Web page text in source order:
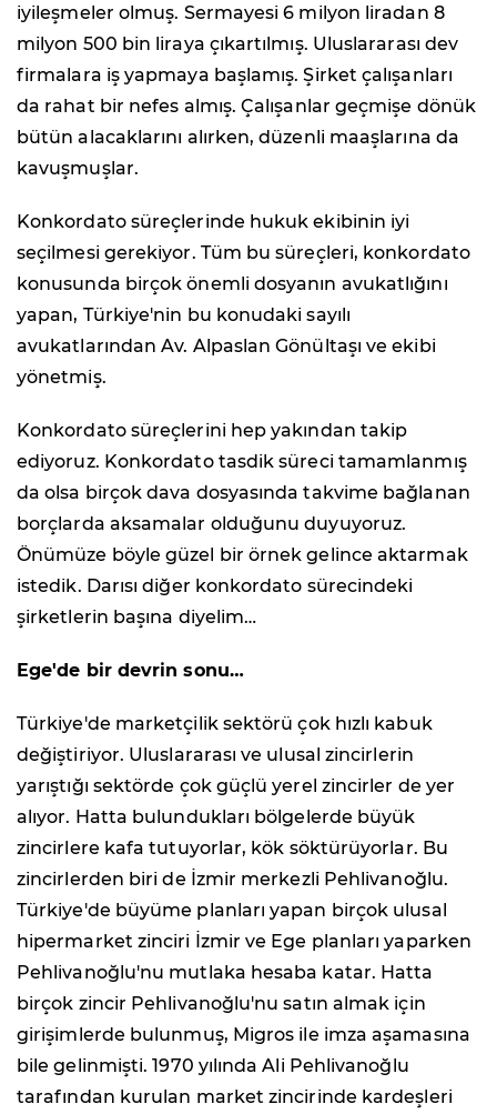
iyileşmeler olmuş. Sermayesi 6 milyon liradan 8
milyon 500 bin liraya çıkartılmış. Uluslararası dev
firmalara iş yapmaya başlamış. Şirket çalışanları
da rahat bir nefes almış. Çalışanlar geçmişe dönük
bütün alacaklarını alırken, düzenli maaşlarına da
kavuşmuşlar.
Konkordato süreçlerinde hukuk ekibinin iyi
seçilmesi gerekiyor. Tüm bu süreçleri, konkordato
konusunda birçok önemli dosyanın avukatlığını
yapan, Türkiye'nin bu konudaki sayılı
avukatlarından Av. Alpaslan Gönültaşı ve ekibi
yönetmiş.
Konkordato süreçlerini hep yakından takip
ediyoruz. Konkordato tasdik süreci tamamlanmış
da olsa birçok dava dosyasında takvime bağlanan
borçlarda aksamalar olduğunu duyuyoruz.
Önümüze böyle güzel bir örnek gelince aktarmak
istedik. Darısı diğer konkordato sürecindeki
şirketlerin başına diyelim…
Ege'de bir devrin sonu…
Türkiye'de marketçilik sektörü çok hızlı kabuk
değiştiriyor. Uluslararası ve ulusal zincirlerin
yarıştığı sektörde çok güçlü yerel zincirler de yer
alıyor. Hatta bulundukları bölgelerde büyük
zincirlere kafa tutuyorlar, kök söktürüyorlar. Bu
zincirlerden biri de İzmir merkezli Pehlivanoğlu.
Türkiye'de büyüme planları yapan birçok ulusal
hipermarket zinciri İzmir ve Ege planları yaparken
Pehlivanoğlu'nu mutlaka hesaba katar. Hatta
birçok zincir Pehlivanoğlu'nu satın almak için
girişimlerde bulunmuş, Migros ile imza aşamasına
bile gelinmişti. 1970 yılında Ali Pehlivanoğlu
tarafından kurulan market zincirinde kardeşleri